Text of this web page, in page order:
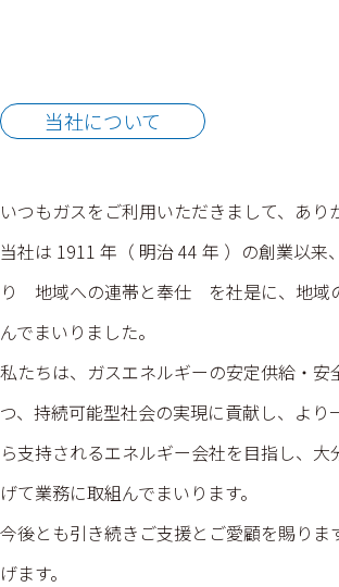
当社について
いつもガスをご利用いただきまして、あり
当社は 1911 年（ 明治 44 年 ）の創業以来
り 地域への連帯と奉仕 を社是に、地域
んでまいりました。
私たちは、ガスエネルギーの安定供給・安
つ、持続可能型社会の実現に貢献し、より
ら支持されるエネルギー会社を目指し、大
げて業務に取組んでまいります。
今後とも引き続きご支援とご愛顧を賜りま
げます。